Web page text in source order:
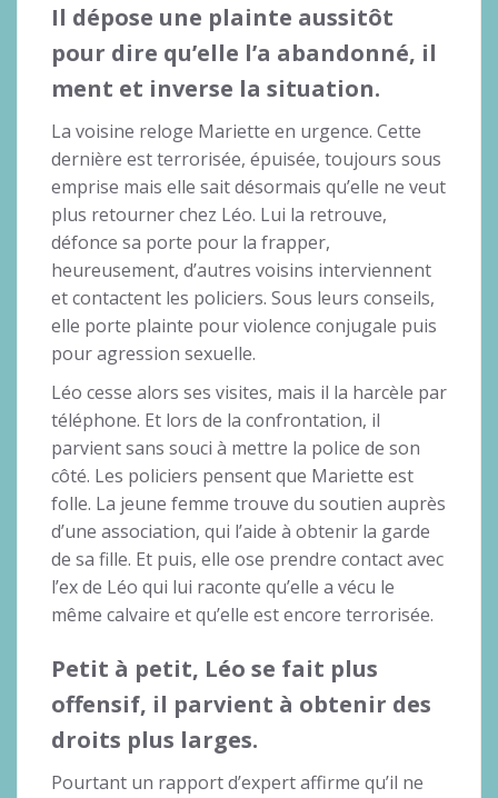
Il dépose une plainte aussitôt
pour dire qu’elle l’a abandonné, il
ment et inverse la situation.
La voisine reloge Mariette en urgence. Cette
dernière est terrorisée, épuisée, toujours sous
emprise mais elle sait désormais qu’elle ne veut
plus retourner chez Léo. Lui la retrouve,
défonce sa porte pour la frapper,
heureusement, d’autres voisins interviennent
et contactent les policiers. Sous leurs conseils,
elle porte plainte pour violence conjugale puis
pour agression sexuelle.
Léo cesse alors ses visites, mais il la harcèle par
téléphone. Et lors de la confrontation, il
parvient sans souci à mettre la police de son
côté. Les policiers pensent que Mariette est
folle. La jeune femme trouve du soutien auprès
d’une association, qui l’aide à obtenir la garde
de sa fille. Et puis, elle ose prendre contact avec
l’ex de Léo qui lui raconte qu’elle a vécu le
même calvaire et qu’elle est encore terrorisée.
Petit à petit, Léo se fait plus
offensif, il parvient à obtenir des
droits plus larges.
Pourtant un rapport d’expert affirme qu’il ne